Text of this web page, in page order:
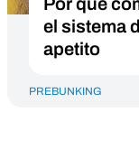
el sistema
apetito
PREBUNKING